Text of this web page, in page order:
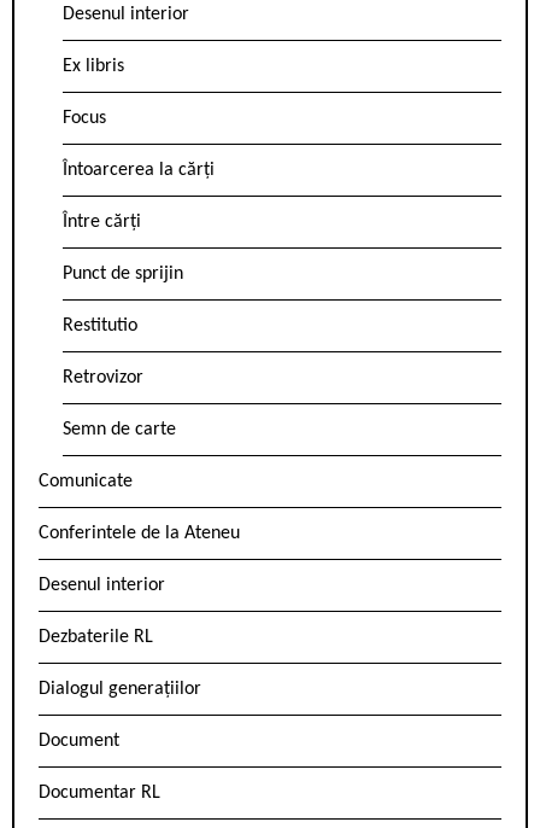
Desenul interior
Ex libris
Focus
Întoarcerea la cărți
Între cărți
Punct de sprijin
Restitutio
Retrovizor
Semn de carte
Comunicate
Conferintele de la Ateneu
Desenul interior
Dezbaterile RL
Dialogul generațiilor
Document
Documentar RL